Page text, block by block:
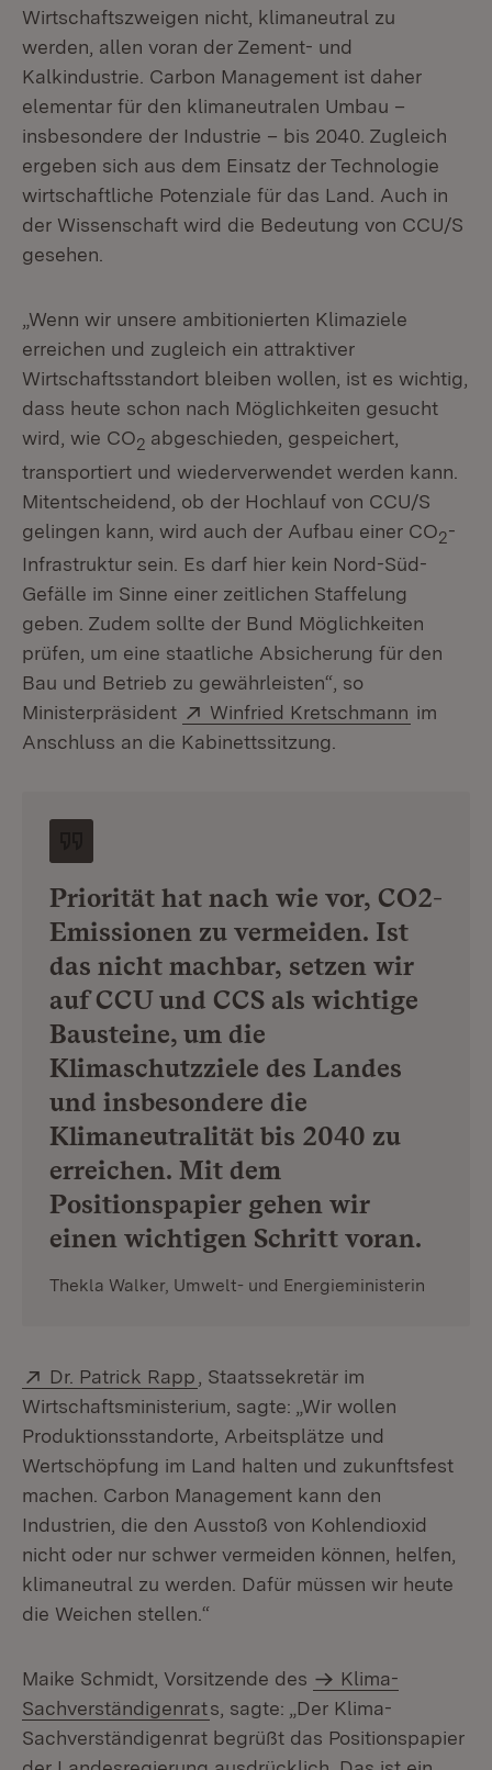
Wirtschaftszweigen nicht, klimaneutral zu
werden, allen voran der Zement- und
Kalkindustrie. Carbon Management ist daher
elementar für den klimaneutralen Umbau –
insbesondere der Industrie – bis 2040. Zugleich
ergeben sich aus dem Einsatz der Technologie
wirtschaftliche Potenziale für das Land. Auch in
der Wissenschaft wird die Bedeutung von CCU/S
gesehen.
„Wenn wir unsere ambitionierten Klimaziele
erreichen und zugleich ein attraktiver
Wirtschaftsstandort bleiben wollen, ist es wichtig,
dass heute schon nach Möglichkeiten gesucht
wird, wie CO2 abgeschieden, gespeichert,
transportiert und wiederverwendet werden kann.
Mitentscheidend, ob der Hochlauf von CCU/S
gelingen kann, wird auch der Aufbau einer CO2-
Infrastruktur sein. Es darf hier kein Nord-Süd-
Gefälle im Sinne einer zeitlichen Staffelung
geben. Zudem sollte der Bund Möglichkeiten
prüfen, um eine staatliche Absicherung für den
Bau und Betrieb zu gewährleisten“, so
Ministerpräsident
Extern:
Winfried Kretschmann (Öffnet
im
Anschluss an die Kabinettssitzung.
Priorität hat nach wie vor, CO2-
Emissionen zu vermeiden. Ist
das nicht machbar, setzen wir
auf CCU und CCS als wichtige
Bausteine, um die
Klimaschutzziele des Landes
und insbesondere die
Klimaneutralität bis 2040 zu
erreichen. Mit dem
Positionspapier gehen wir
einen wichtigen Schritt voran.
Thekla Walker, Umwelt- und Energieministerin
Extern:
Dr. Patrick Rapp (Öffnet in neuem Fenster)
, Staatssekretär im
Wirtschaftsministerium, sagte: „Wir wollen
Produktionsstandorte, Arbeitsplätze und
Wertschöpfung im Land halten und zukunftsfest
machen. Carbon Management kann den
Industrien, die den Ausstoß von Kohlendioxid
nicht oder nur schwer vermeiden können, helfen,
klimaneutral zu werden. Dafür müssen wir heute
die Weichen stellen.“
Maike Schmidt, Vorsitzende des
Klima-
Sachverständigenrats, sagte: „Der Klima-
Sachverständigenrat begrüßt das Positionspapier